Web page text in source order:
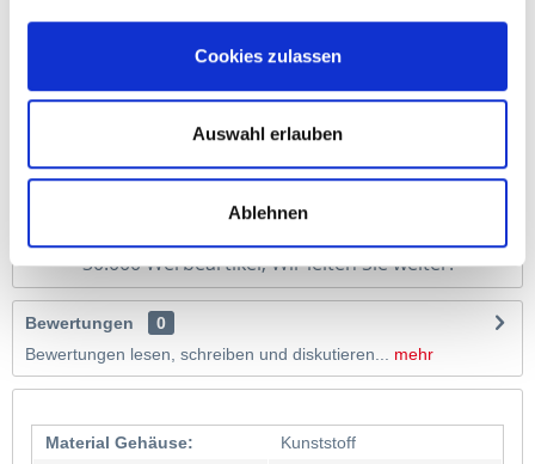
Cookies zulassen
Auswahl erlauben
Ablehnen
Tassen, Taschen, Süßes, Nachhaltiges, Notizblöcke,
Schirme…
30.000 Werbeartikel, Wir leiten Sie weiter.
Bewertungen
0
Bewertungen lesen, schreiben und diskutieren...
mehr
Material Gehäuse: Kunststoff